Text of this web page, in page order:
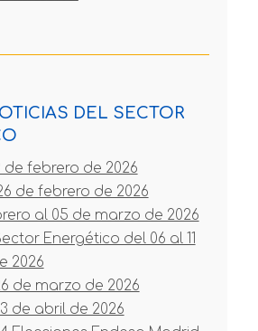
DEL SECTOR
de febrero de 2026
de febrero de 2026
al 05 de marzo de 2026
Energético del 06 al 11
2026
de marzo de 2026
de abril de 2026